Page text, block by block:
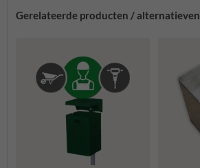
Gerelateerde producten / alternatieven